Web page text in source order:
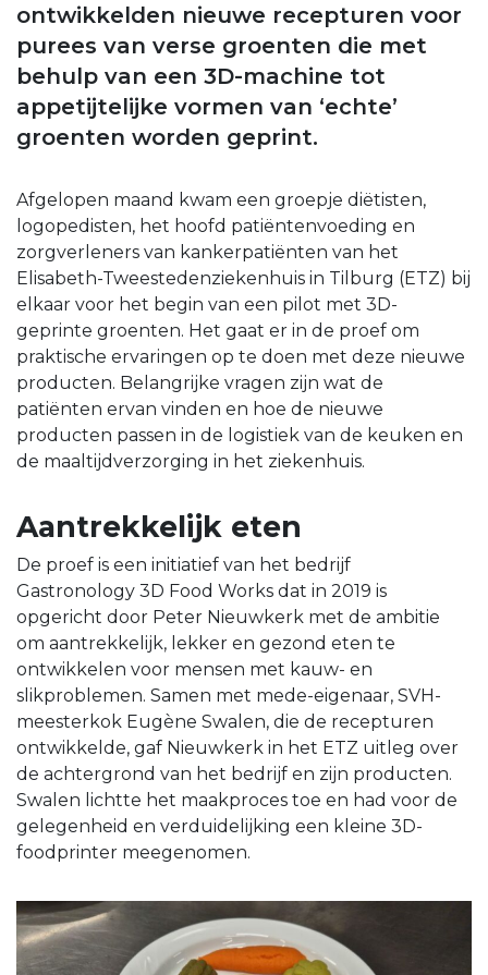
ontwikkelden nieuwe recepturen voor
purees van verse groenten die met
behulp van een 3D-machine tot
appetijtelijke vormen van ‘echte’
groenten worden geprint.
Afgelopen maand kwam een groepje diëtisten,
logopedisten, het hoofd patiëntenvoeding en
zorgverleners van kankerpatiënten van het
Elisabeth-Tweestedenziekenhuis in Tilburg (ETZ) bij
elkaar voor het begin van een pilot met 3D-
geprinte groenten. Het gaat er in de proef om
praktische ervaringen op te doen met deze nieuwe
producten. Belangrijke vragen zijn wat de
patiënten ervan vinden en hoe de nieuwe
producten passen in de logistiek van de keuken en
de maaltijdverzorging in het ziekenhuis.
Aantrekkelijk eten
De proef is een initiatief van het bedrijf
Gastronology 3D Food Works dat in 2019 is
opgericht door Peter Nieuwkerk met de ambitie
om aantrekkelijk, lekker en gezond eten te
ontwikkelen voor mensen met kauw- en
slikproblemen. Samen met mede-eigenaar, SVH-
meesterkok Eugène Swalen, die de recepturen
ontwikkelde, gaf Nieuwkerk in het ETZ uitleg over
de achtergrond van het bedrijf en zijn producten.
Swalen lichtte het maakproces toe en had voor de
gelegenheid en verduidelijking een kleine 3D-
foodprinter meegenomen.